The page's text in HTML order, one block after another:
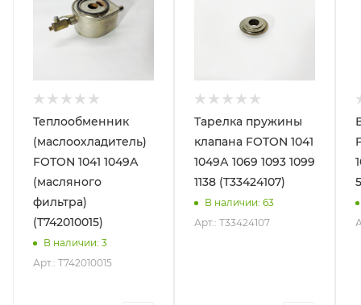
Теплообменник
(маслоохладитель)
FOTON 1041 1049А
(масляного
фильтра)
(T742010015)
В наличии: 3
Арт.: T742010015
Тарелка пружины
клапана FOTON 1041
1049А 1069 1093 1099
1138 (T33424107)
В наличии: 63
Арт.: T33424107